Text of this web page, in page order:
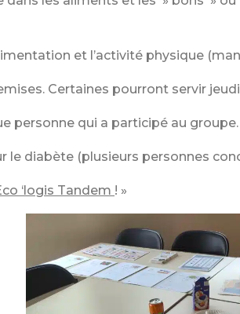
et l’activité physique
Certaines pourront servir
personne qui a participé au groupe.
le diabète (plusieurs personnes
‘logis Tandem ! »